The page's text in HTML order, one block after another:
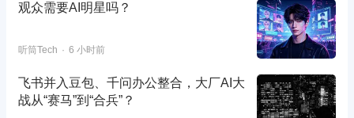
观众需要AI明星吗？
听筒Tech 6 小时前
飞书并入豆包、千问办公整合，大厂AI大
战从“赛马”到“合兵”？